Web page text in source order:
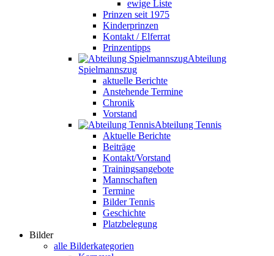
ewige Liste
Prinzen seit 1975
Kinderprinzen
Kontakt / Elferrat
Prinzentipps
Abteilung
Spielmannszug
aktuelle Berichte
Anstehende Termine
Chronik
Vorstand
Abteilung Tennis
Aktuelle Berichte
Beiträge
Kontakt/Vorstand
Trainingsangebote
Mannschaften
Termine
Bilder Tennis
Geschichte
Platzbelegung
Bilder
alle Bilderkategorien